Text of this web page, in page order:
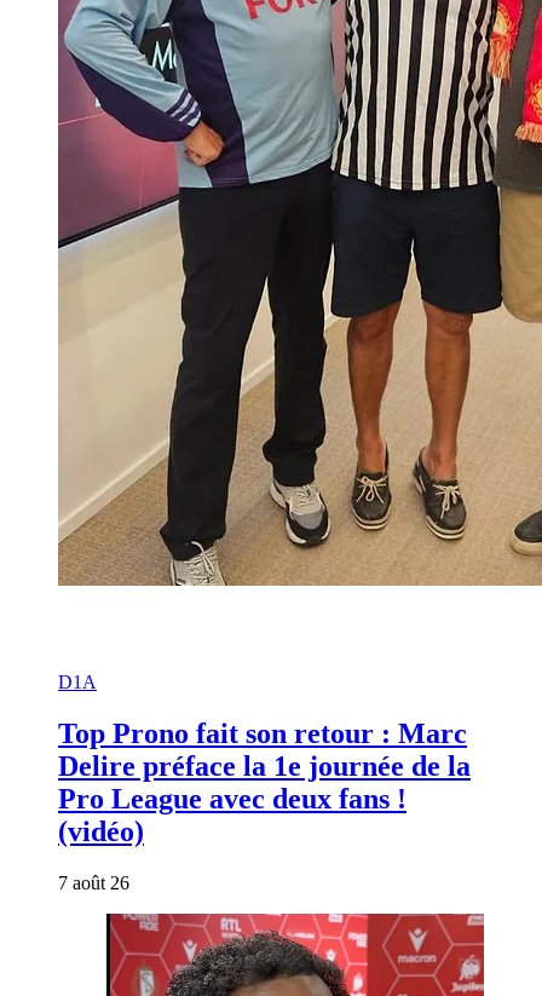
D1A
Top Prono fait son retour : Marc
Delire préface la 1e journée de la
Pro League avec deux fans !
(vidéo)
7 août 26